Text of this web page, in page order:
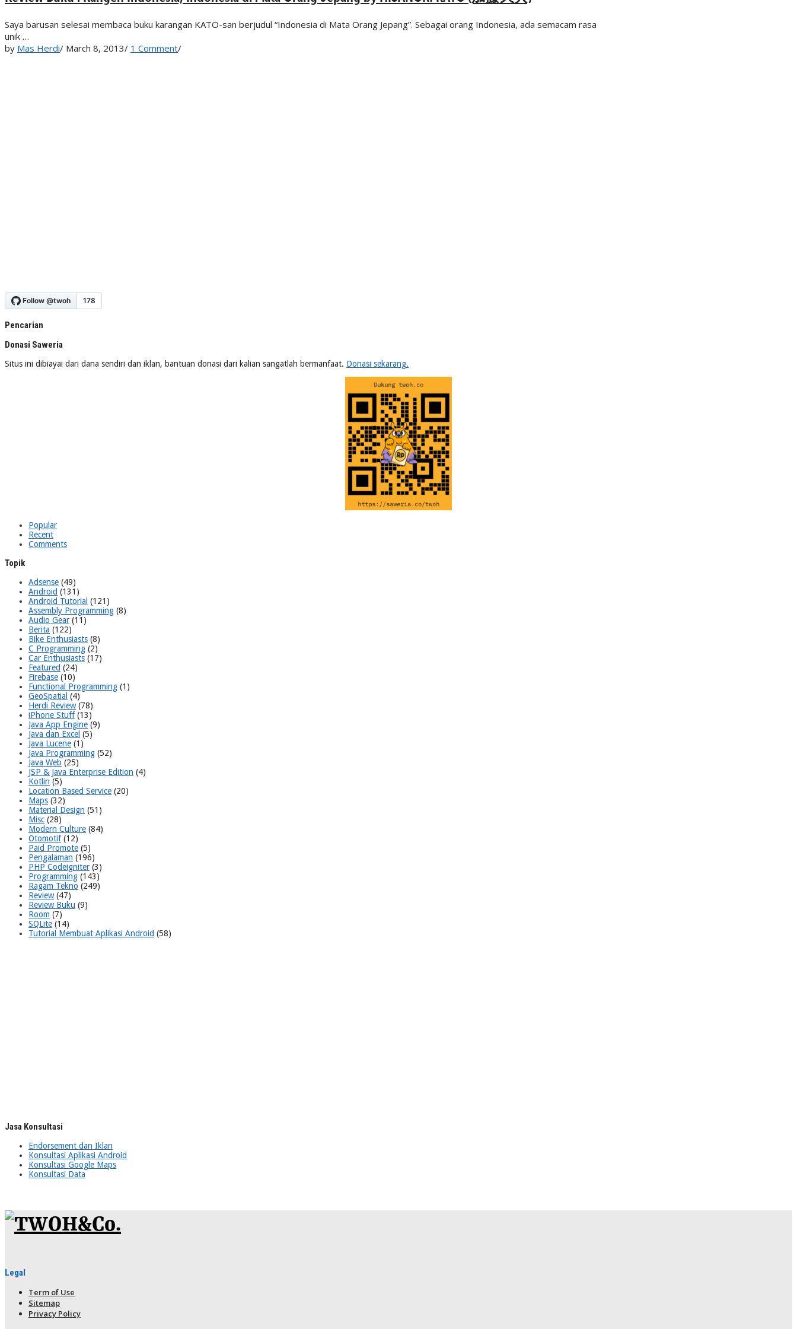
Saya barusan selesai membaca buku karangan KATO-san berjudul “Indonesia di Mata Orang Jepang”. Sebagai orang Indonesia, ada semacam rasa
unik …
by Mas Herdi/ March 8, 2013/ 1 Comment/
Pencarian
Donasi Saweria
Situs ini dibiayai dari dana sendiri dan iklan, bantuan donasi dari kalian sangatlah bermanfaat. Donasi sekarang.
Popular
Recent
Comments
Topik
Adsense (49)
Android (131)
Android Tutorial (121)
Assembly Programming (8)
Audio Gear (11)
Berita (122)
Bike Enthusiasts (8)
C Programming (2)
Car Enthusiasts (17)
Featured (24)
Firebase (10)
Functional Programming (1)
GeoSpatial (4)
Herdi Review(78)
iPhone Stuff(13)
Java App Engine (9)
Java dan Excel (5)
Java Lucene (1)
Java Programming (52)
Java Web (25)
JSP & Java Enterprise Edition (4)
Kotlin (5)
Location Based Service (20)
Maps (32)
Material Design (51)
Misc (28)
Modern Culture (84)
Otomotif(12)
Paid Promote (5)
Pengalaman (196)
PHP Codeigniter (3)
Programming (143)
Ragam Tekno (249)
Review(47)
Review Buku (9)
Room (7)
SQLite (14)
Tutorial Membuat Aplikasi Android (58)
Jasa Konsultasi
Endorsement dan Iklan
Konsultasi Aplikasi Android
Konsultasi Google Maps
Konsultasi Data
Legal
Term of Use
Sitemap
Privacy Policy